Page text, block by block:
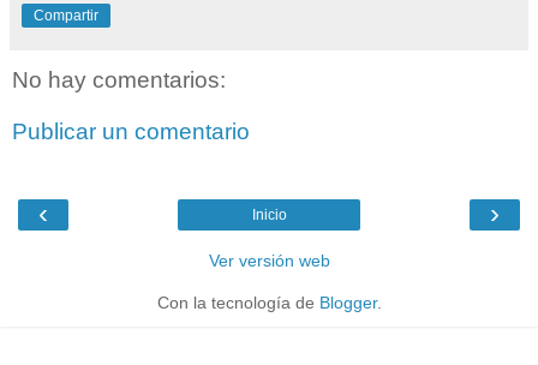
Compartir
No hay comentarios:
Publicar un comentario
‹ ›
Inicio
Ver versión web
Con la tecnología de Blogger.